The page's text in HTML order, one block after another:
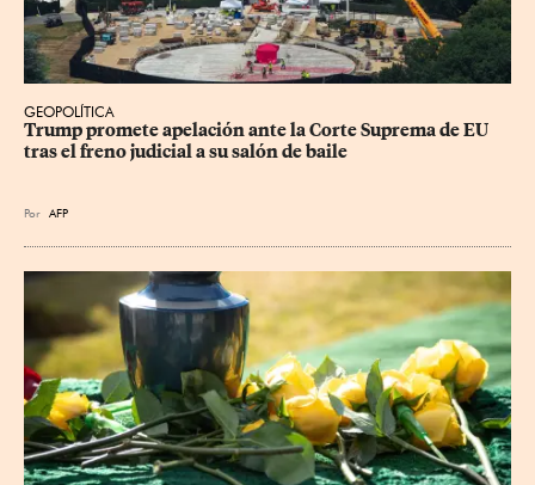
GEOPOLÍTICA
Trump promete apelación ante la Corte Suprema de EU
tras el freno judicial a su salón de baile
Por AFP